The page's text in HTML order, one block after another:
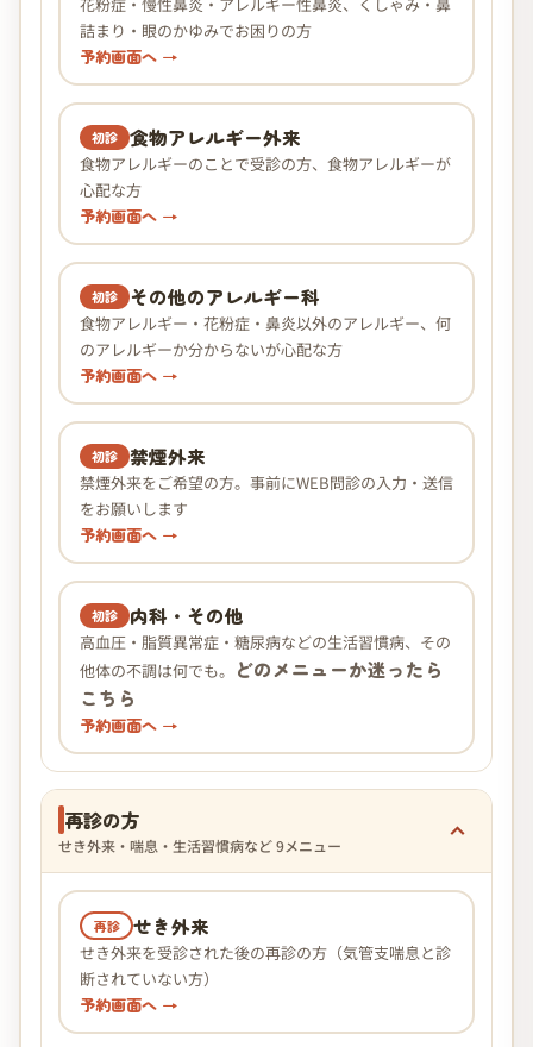
詰まり・眼のかゆみでお困りの方
予約画面へ →
初診 食物アレルギー外来
食物アレルギーのことで受診の方、食物アレルギーが
心配な方
予約画面へ →
初診 その他のアレルギー科
食物アレルギー・花粉症・鼻炎以外のアレルギー、何
のアレルギーか分からないが心配な方
予約画面へ →
初診 禁煙外来
禁煙外来をご希望の方。事前にWEB問診の入力・送信
をお願いします
予約画面へ →
初診 内科・その他
高血圧・脂質異常症・糖尿病などの生活習慣病、その
他体の不調は何でも。 どのメニューか迷ったら
こちら
予約画面へ →
再診の方
せき外来・喘息・生活習慣病など 9メニュー
再診 せき外来
せき外来を受診された後の再診の方（気管支喘息と診
断されていない方）
予約画面へ →